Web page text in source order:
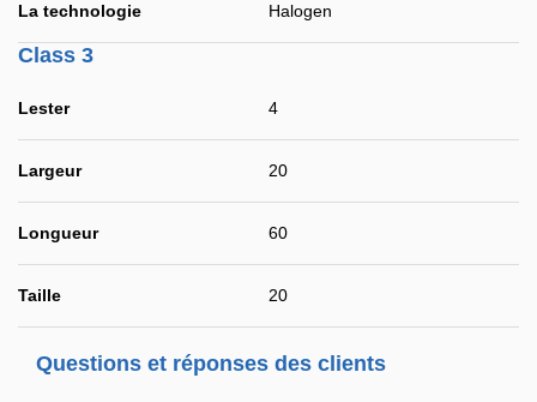
La technologie Halogen
Class 3
Lester 4
Largeur 20
Longueur 60
Taille 20
Questions et réponses des clients